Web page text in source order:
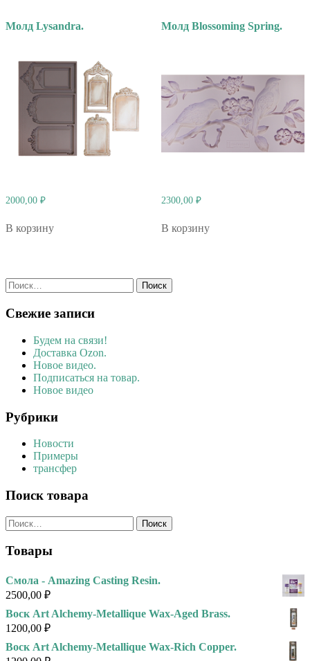
Молд Lysandra.
2000,00 ₽
В корзину
Молд Blossoming Spring.
2300,00 ₽
В корзину
Найти:
Свежие записи
Будем на связи!
Доставка Ozon.
Новое видео.
Подписаться на товар.
Новое видео
Рубрики
Новости
Примеры
трансфер
Поиск товара
Найти:
Товары
Смола - Amazing Casting Resin.
2500,00 ₽
Воск Art Alchemy-Metallique Wax-Aged Brass.
1200,00 ₽
Воск Art Alchemy-Metallique Wax-Rich Copper.